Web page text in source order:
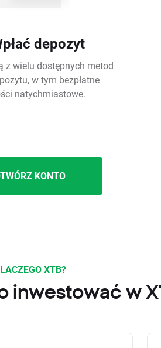
depozyt
z wielu dostępnych metod
w tym bezpłatne
natychmiastowe.
KONTO
XTB?
inwestować w